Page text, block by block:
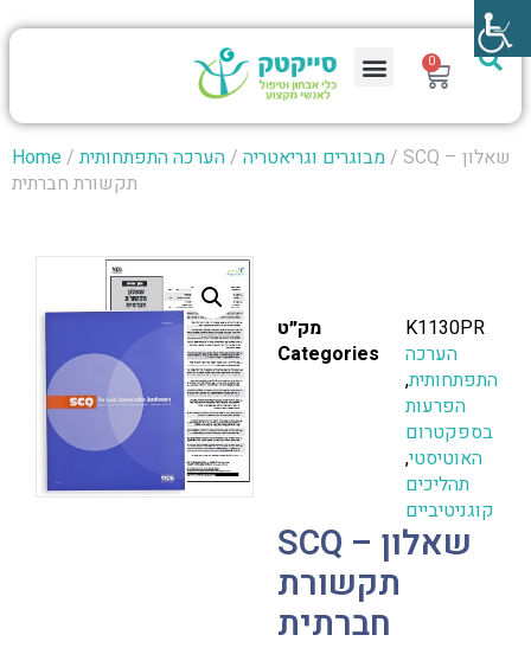
0
Home/ מבוגרים וגריאטריה /הערכה התפתחותית
/ SCQ – שאלון
תקשורת חברתית
מק״ט
K1130PR
Categories
הערכה
התפתחותית,
הפרעות
בספקטרום
האוטיסטי,
תהליכים
קוגניטיביים
SCQ – שאלון
תקשורת
חברתית